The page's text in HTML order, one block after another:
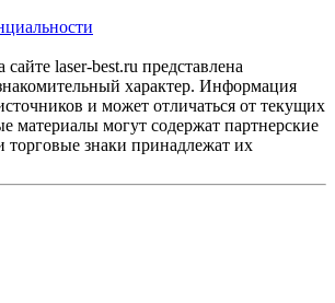
laser-best.ru представлена
характер. Информация
и может отличаться от текущих
материалы могут содержат партнерские
торговые знаки принадлежат их